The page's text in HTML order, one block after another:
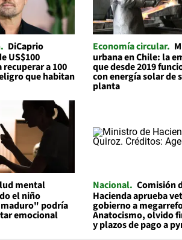
DiCaprio
US$100
a 100
que habitan
Economía circular
urbana en Chile: la
que desde 2019
con energía solar de
planta
mental
el niño
podría
emocional
Nacional Comisión
Hacienda aprueba
gobierno a
Anatocismo, olvido
y plazos de pago a